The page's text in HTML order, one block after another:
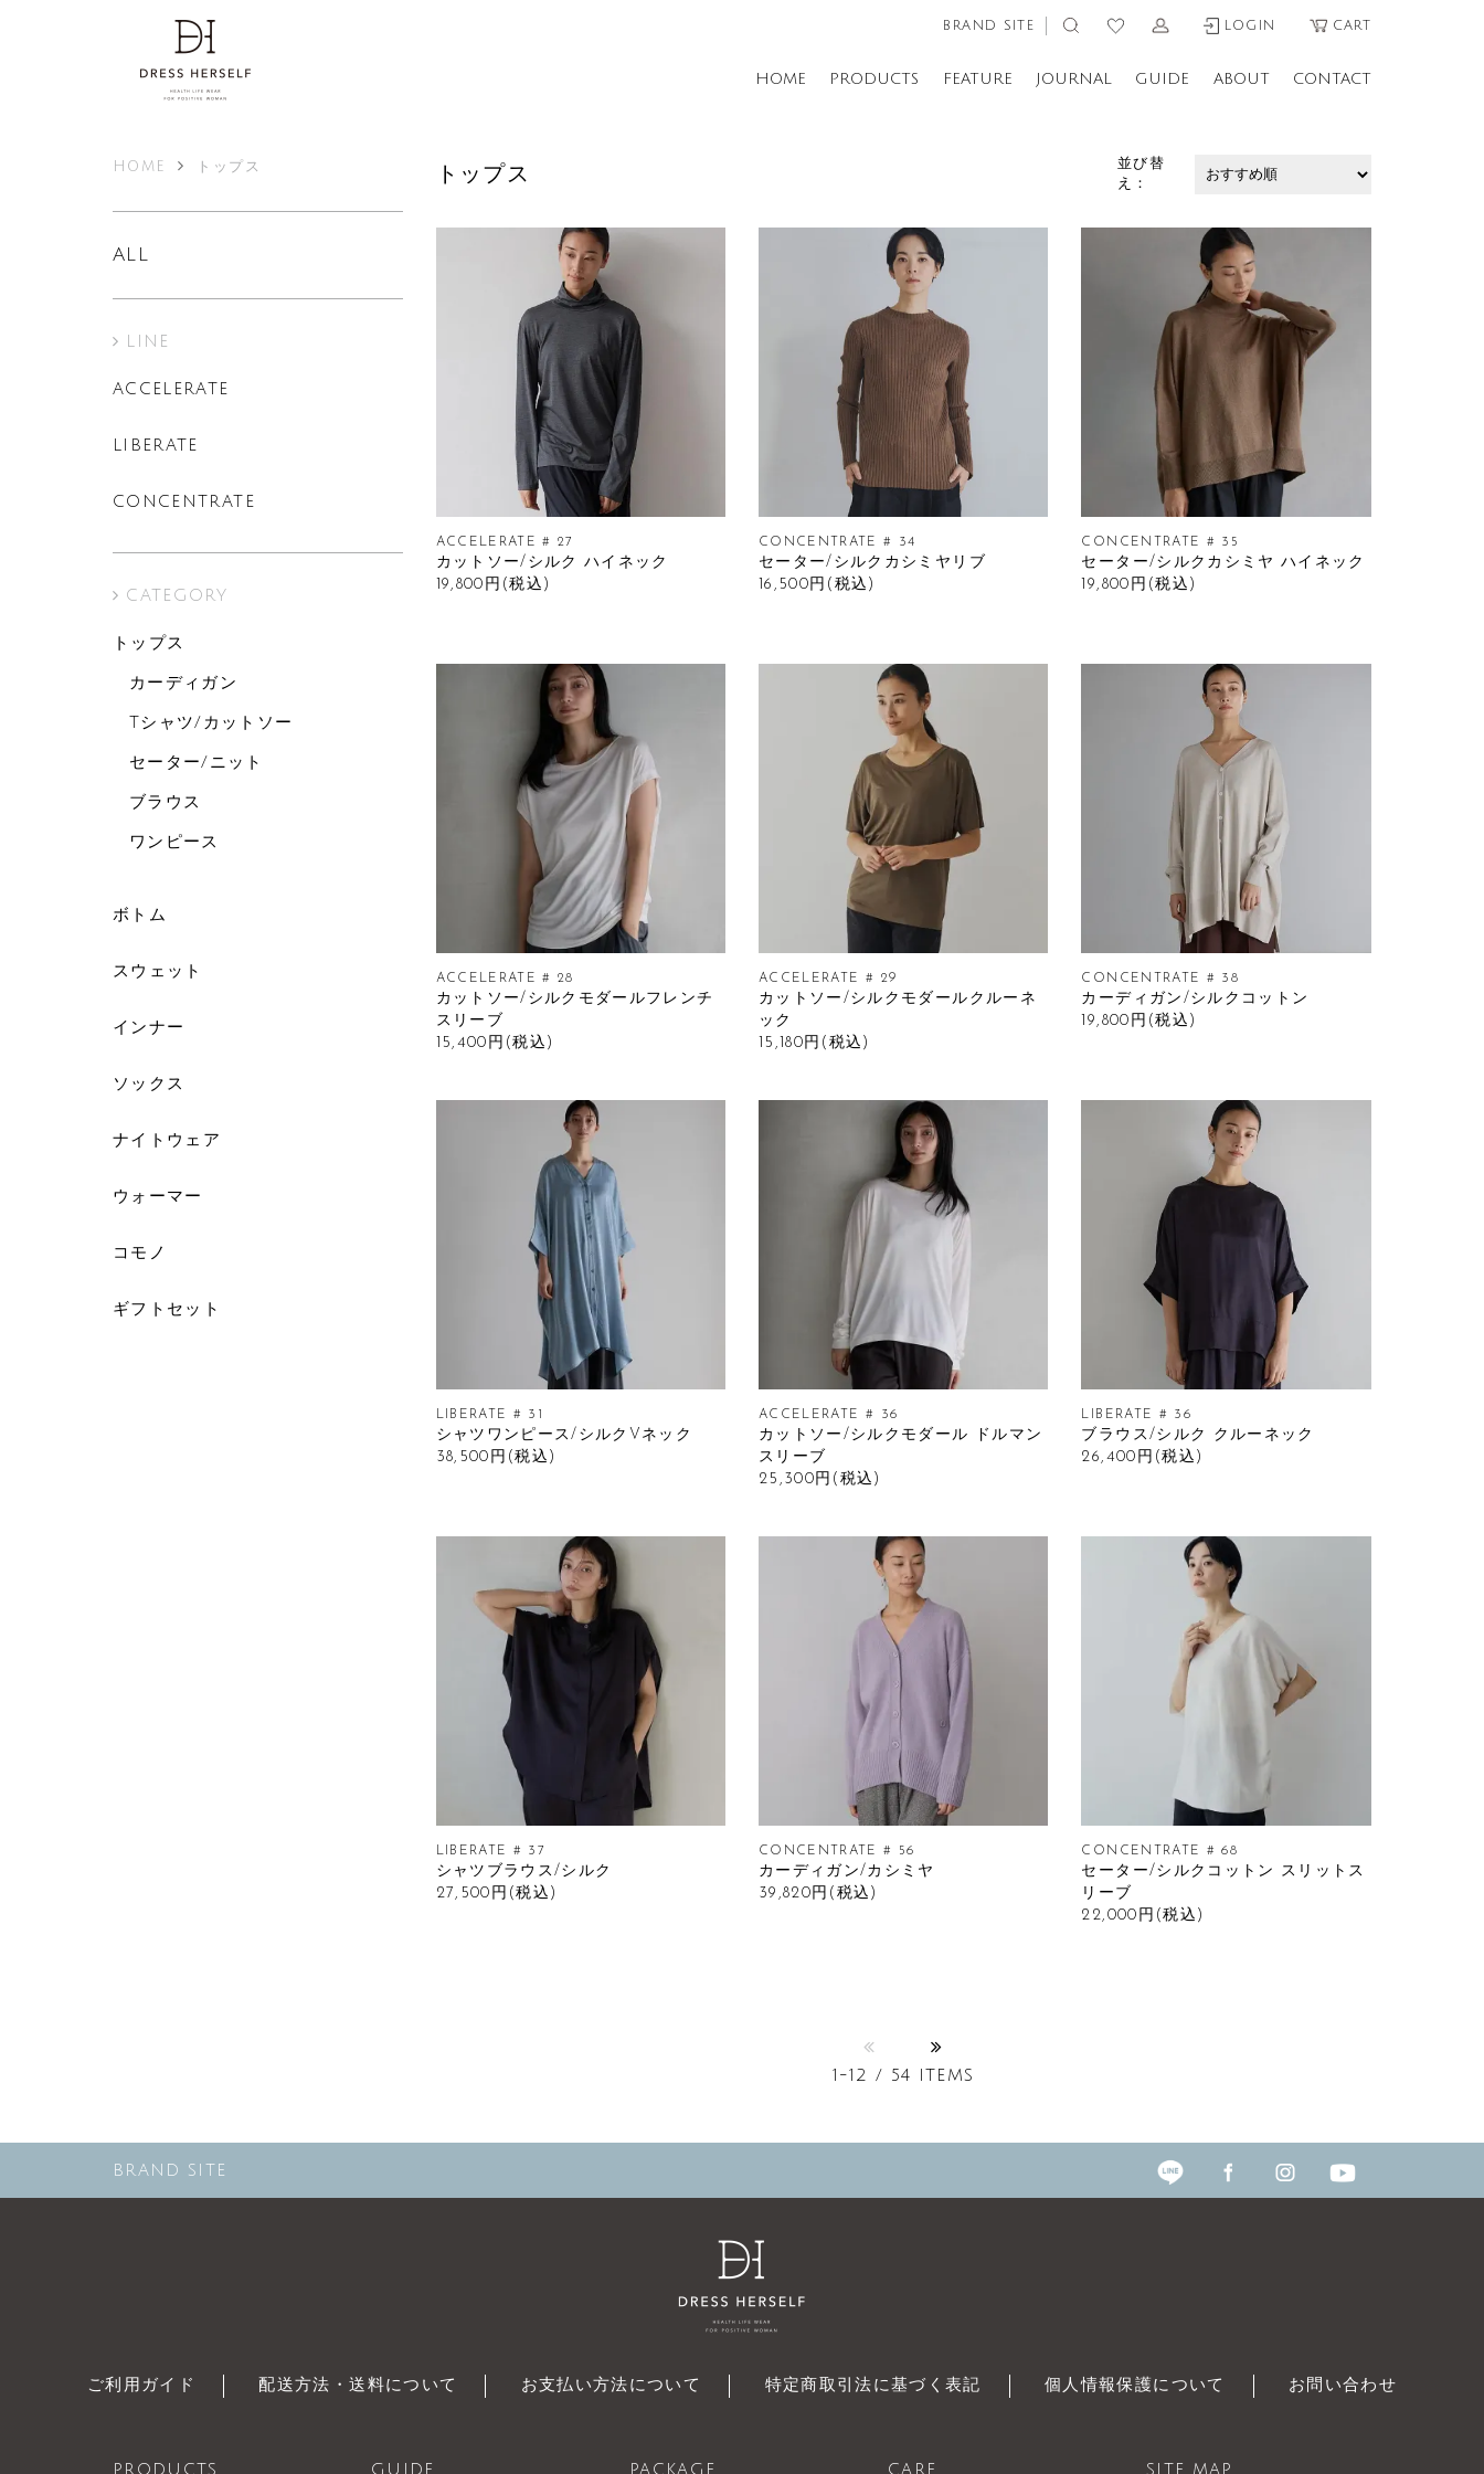
BRAND SITE LOGIN CART
HOME PRODUCTS FEATURE JOURNAL GUIDE ABOUT CONTACT
HOME トップス
ALL
LINE
ACCELERATE
LIBERATE
CONCENTRATE
CATEGORY
トップス
カーディガン
Tシャツ/カットソー
セーター/ニット
ブラウス
ワンピース
ボトム
スウェット
インナー
ソックス
ナイトウェア
ウォーマー
コモノ
ギフトセット
トップス
並び替
え：
ACCELERATE # 27
カットソー/シルク ハイネック
19,800円(税込)
CONCENTRATE # 34
セーター/シルクカシミヤリブ
16,500円(税込)
CONCENTRATE # 35
セーター/シルクカシミヤ ハイネック
19,800円(税込)
ACCELERATE # 28
カットソー/シルクモダールフレンチ
スリーブ
15,400円(税込)
ACCELERATE # 29
カットソー/シルクモダールクルーネ
ック
15,180円(税込)
CONCENTRATE # 38
カーディガン/シルクコットン
19,800円(税込)
LIBERATE # 31
シャツワンピース/シルクVネック
38,500円(税込)
ACCELERATE # 36
カットソー/シルクモダール ドルマン
スリーブ
25,300円(税込)
LIBERATE # 36
ブラウス/シルク クルーネック
26,400円(税込)
LIBERATE # 37
シャツブラウス/シルク
27,500円(税込)
CONCENTRATE # 56
カーディガン/カシミヤ
39,820円(税込)
CONCENTRATE # 68
セーター/シルクコットン スリットス
リーブ
22,000円(税込)
1-12 / 54 ITEMS
BRAND SITE
ご利用ガイド 配送方法・送料について お支払い方法について 特定商取引法に基づく表記 個人情報保護について お問い合わせ
PRODUCTS GUIDE PACKAGE CARE SITE MAP